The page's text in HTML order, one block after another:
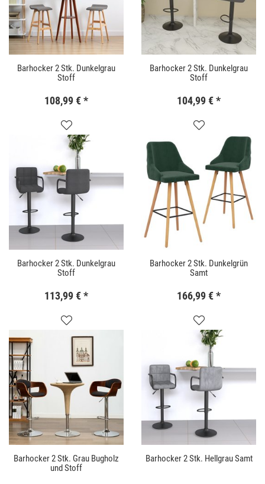
Barhocker 2 Stk. Dunkelgrau
Stoff
108,99 €*
Barhocker 2 Stk. Dunkelgrau
Stoff
104,99 €*
Barhocker 2 Stk. Dunkelgrau
Stoff
113,99 €*
Barhocker 2 Stk. Dunkelgrün
Samt
166,99 €*
Barhocker 2 Stk. Grau Bugholz
und Stoff
Barhocker 2 Stk. Hellgrau Samt